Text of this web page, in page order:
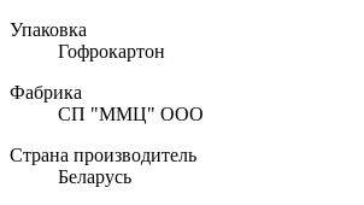
Упаковка
Гофрокартон
Фабрика
СП "ММЦ" ООО
Страна производитель
Беларусь